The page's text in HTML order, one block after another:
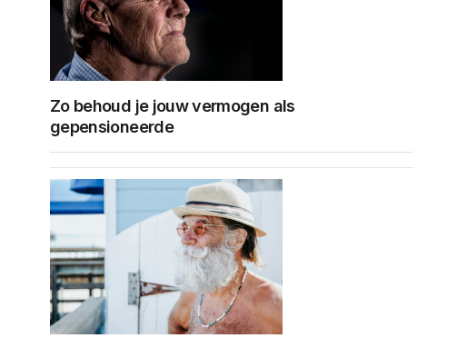
Zo behoud je jouw vermogen als
gepensioneerde